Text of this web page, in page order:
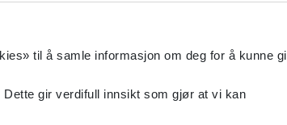
til å samle informasjon om deg for å kunne gi
gir verdifull innsikt som gjør at vi kan
2019